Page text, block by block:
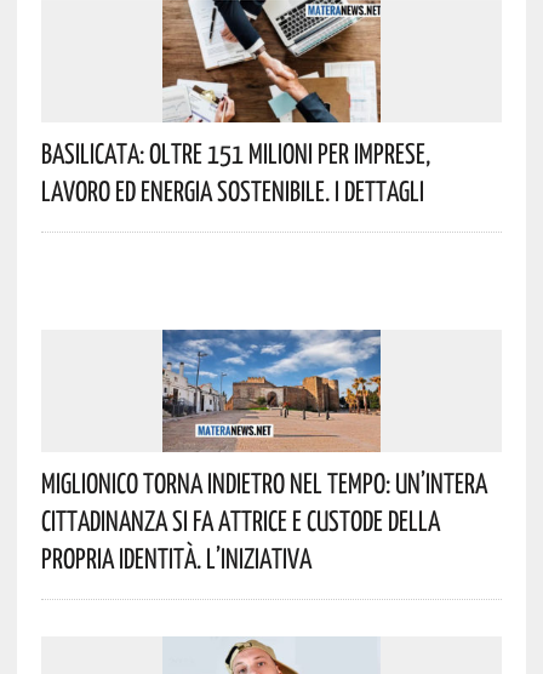
Basilicata: Oltre 151 Milioni Per Imprese,
Lavoro Ed Energia Sostenibile. I Dettagli
Miglionico Torna Indietro Nel Tempo: Un’intera
Cittadinanza Si Fa Attrice E Custode Della
Propria Identità. L’iniziativa